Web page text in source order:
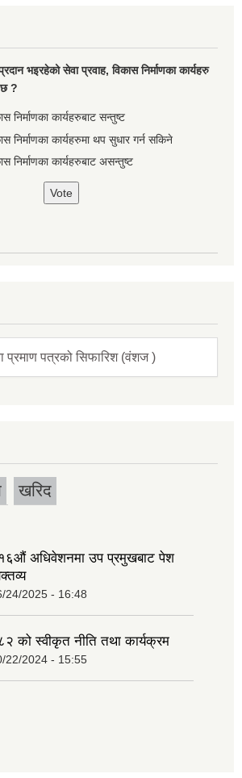
भइरहेको सेवा प्रवाह, विकास निर्माणका कार्यहरु
छ ?
निर्माणका कार्यहरुबाट सन्तुष्ट
निर्माणका कार्यहरुमा थप सुधार गर्न सकिने
निर्माणका कार्यहरुबाट असन्तुष्ट
प्रमाण पत्रको सिफारिश (वंशज )
खरिद
अधिवेशनमा उप प्रमुखबाट पेश
24/2025 - 16:48
को स्वीकृत नीति तथा कार्यक्रम
22/2024 - 15:55